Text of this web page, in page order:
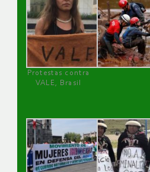
Protestas contra
VALE, Brasil